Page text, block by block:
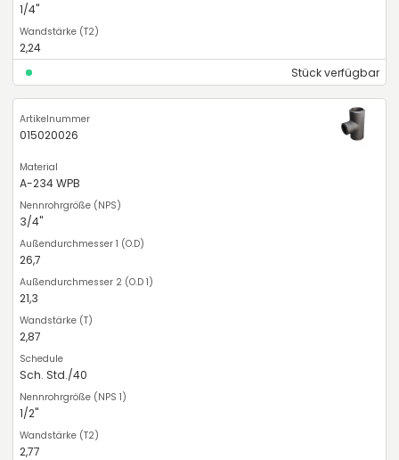
1/4"
2,24
Stück verfügbar
015020026
A-234 WPB
3/4"
26,7
21,3
2,87
Sch. Std./40
1/2"
2,77